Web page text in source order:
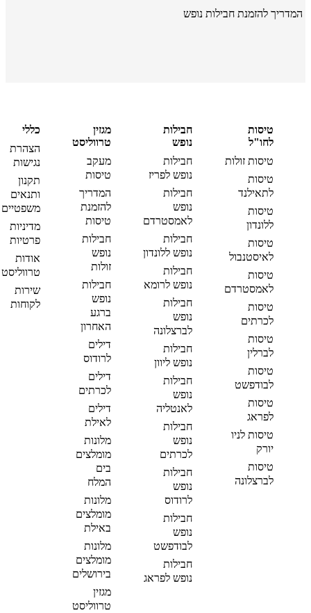
המדריך להזמנת חבילות נופש
טיסות
לחו"ל
טיסות זולות
טיסות
לתאילנד
טיסות
ללונדון
טיסות
לאיסטנבול
טיסות
לאמסטרדם
טיסות
לכרתים
טיסות
לברלין
טיסות
לבודפשט
טיסות
לפראג
טיסות לניו
יורק
טיסות
לברצלונה
חבילות
נופש
חבילות
נופש לפריז
חבילות
נופש
לאמסטרדם
חבילות
נופש ללונדון
חבילות
נופש לרומא
חבילות
נופש
לברצלונה
חבילות
נופש ליוון
חבילות
נופש
לאנטליה
חבילות
נופש
לכרתים
חבילות
נופש
לרודוס
חבילות
נופש
לבודפשט
חבילות
נופש לפראג
מגזין
טרווליסט
מעקב
טיסות
המדריך
להזמנת
טיסות
חבילות
נופש
זולות
חבילות
נופש
ברגע
האחרון
דילים
לרודוס
דילים
לכרתים
דילים
לאילת
מלונות
מומלצים
בים
המלח
מלונות
מומלצים
באילת
מלונות
מומלצים
בירושלים
מגזין
טרווליסט
כללי
הצהרת
נגישות
תקנון
ותנאים
משפטיים
מדיניות
פרטיות
אודות
טרווליסט
שירות
לקוחות